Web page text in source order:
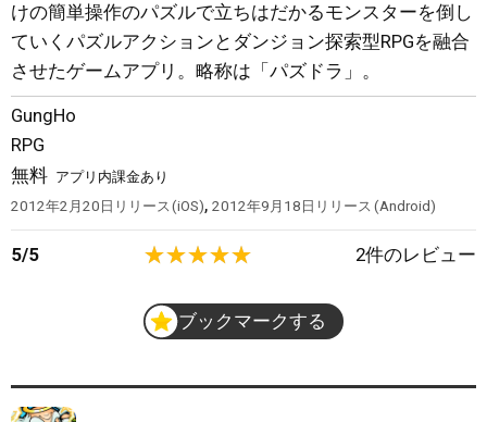
けの簡単操作のパズルで立ちはだかるモンスターを倒し
ていくパズルアクションとダンジョン探索型RPGを融合
させたゲームアプリ。略称は「パズドラ」。
GungHo
RPG
無料 アプリ内課金あり
2012年2月20日 リリース iOS ,2012年9月18日 リリース Android
5/5 2件のレビュー
ブックマークする